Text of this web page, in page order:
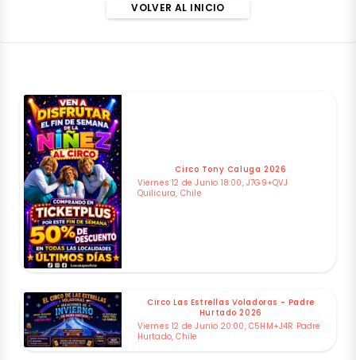
VOLVER AL INICIO
Circo Tony Caluga 2026
Viernes 12 de Junio 18:00, J7G9+QVJ
Quilicura, Chile
Circo Las Estrellas Voladoras - Padre
Hurtado 2026
Viernes 12 de Junio 20:00, C5HM+J4R Padre
Hurtado, Chile